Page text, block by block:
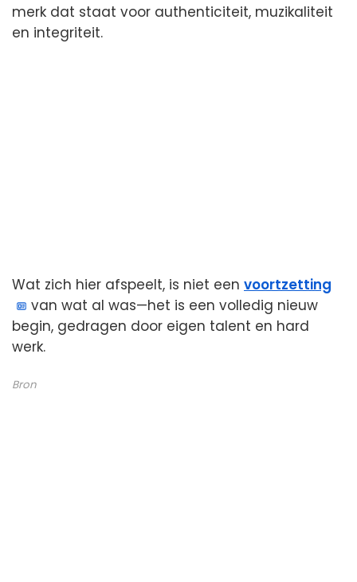
merk dat staat voor authenticiteit, muzikaliteit
en integriteit.
Wat zich hier afspeelt, is niet een voortzetting
van wat al was—het is een volledig nieuw
begin, gedragen door eigen talent en hard
werk.
Bron